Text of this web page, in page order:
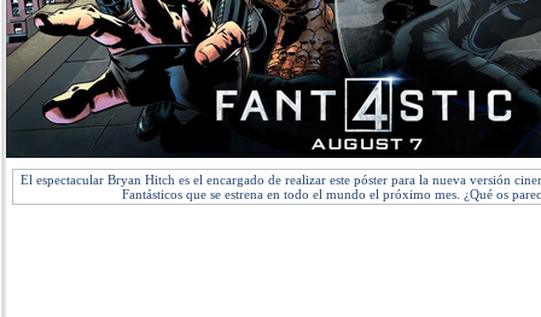
El espectacular Bryan Hitch es el encargado de realizar este póster para la nueva versión
Fantásticos que se estrena en todo el mundo el próximo mes. ¿Qué os